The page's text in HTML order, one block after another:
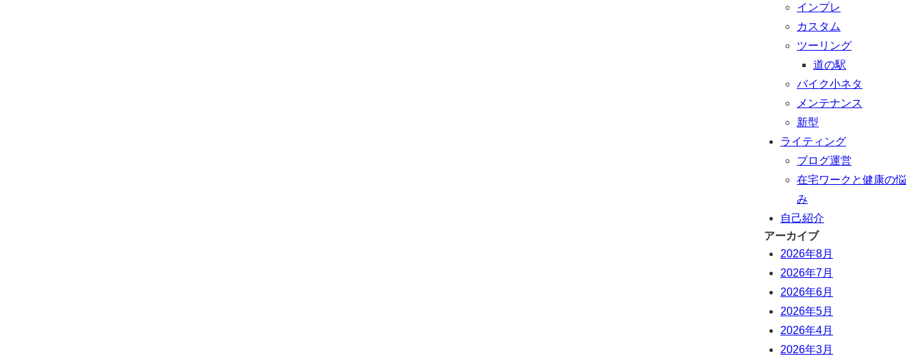
インプレ
カスタム
ツーリング
道の駅
バイク小ネタ
メンテナンス
新型
ライティング
ブログ運営
在宅ワークと健康の悩
み
自己紹介
アーカイブ
2026年8月
2026年7月
2026年6月
2026年5月
2026年4月
2026年3月